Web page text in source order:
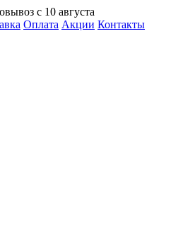
с 10 августа
Оплата Акции Контакты